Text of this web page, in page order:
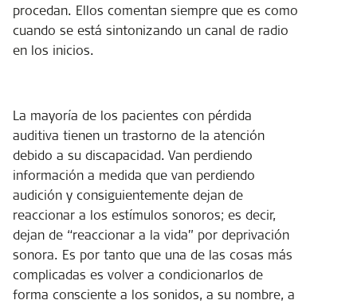
procedan. Ellos comentan siempre que es como
cuando se está sintonizando un canal de radio
en los inicios.
La mayoría de los pacientes con pérdida
auditiva tienen un trastorno de la atención
debido a su discapacidad. Van perdiendo
información a medida que van perdiendo
audición y consiguientemente dejan de
reaccionar a los estímulos sonoros; es decir,
dejan de “reaccionar a la vida” por deprivación
sonora. Es por tanto que una de las cosas más
complicadas es volver a condicionarlos de
forma consciente a los sonidos, a su nombre, a